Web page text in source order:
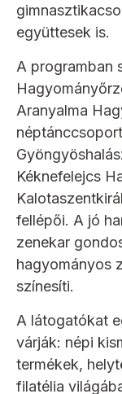
együttesek is.
A programban
Aranyalma
Kéknefelejcs
fellépői. A jó
zenekar
hagyományos
színesíti.
A látogatókat
várják: népi
termékek,
filatélia